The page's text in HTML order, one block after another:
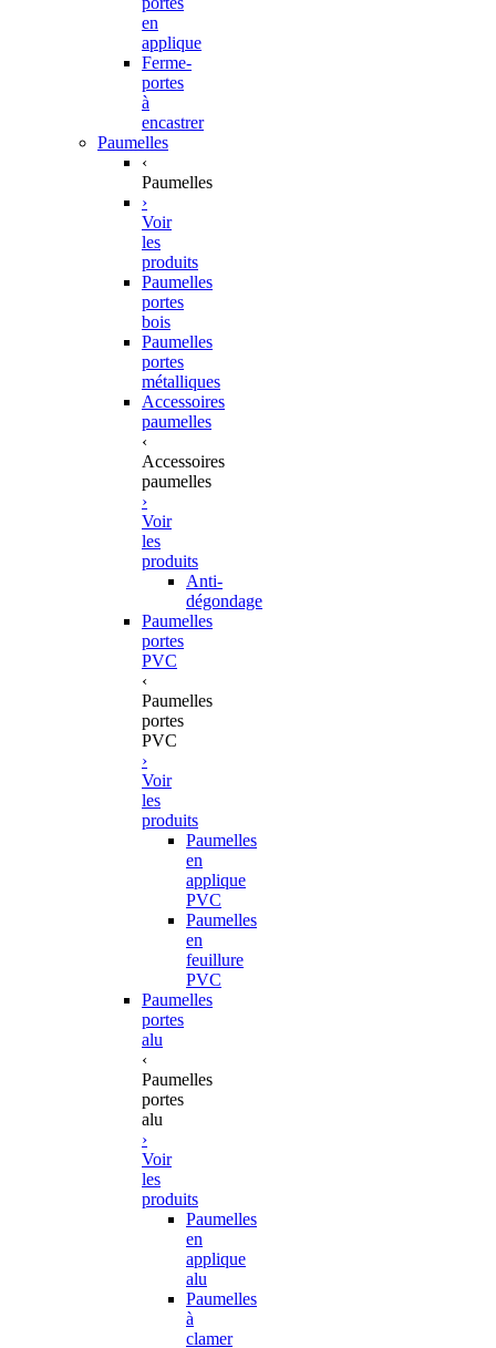
en
applique
Ferme-
portes
à
encastrer
Paumelles
‹
Paumelles
›
Voir
les
produits
Paumelles
portes
bois
Paumelles
portes
métalliques
Accessoires
paumelles
‹
Accessoires
paumelles
›
Voir
les
produits
Anti-
dégondage
Paumelles
portes
PVC
‹
Paumelles
portes
PVC
›
Voir
les
produits
Paumelles
en
applique
PVC
Paumelles
en
feuillure
PVC
Paumelles
portes
alu
‹
Paumelles
portes
alu
›
Voir
les
produits
Paumelles
en
applique
alu
Paumelles
à
clamer